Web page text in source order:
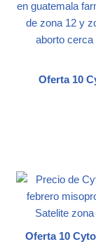
Oferta 10
Oferta 10